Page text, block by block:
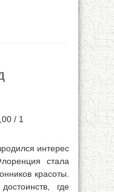
/ 1
интерес
стала
красоты.
где